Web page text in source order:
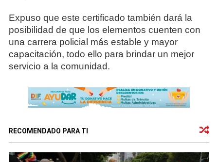
Expuso que este certificado también dará la
posibilidad de que los elementos cuenten con
una carrera policial más estable y mayor
capacitación, todo ello para brindar un mejor
servicio a la comunidad.
RECOMENDADO PARA TI